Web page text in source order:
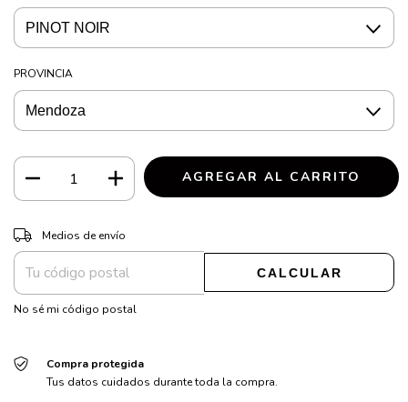
PROVINCIA
Entregas para el CP:
Medios de envío
CALCULAR
No sé mi código postal
Compra protegida
Tus datos cuidados durante toda la compra.